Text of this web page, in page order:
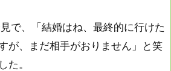
で、「結婚はね、最終的に行けた
が、まだ相手がおりません」と笑
た。